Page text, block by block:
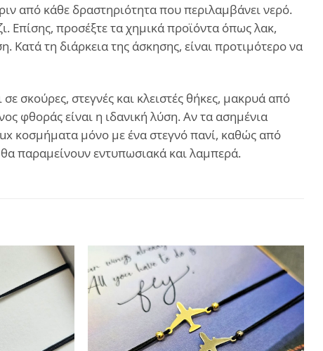
από κάθε δραστηριότητα που περιλαμβάνει νερό.
Επίσης, προσέξτε τα χημικά προϊόντα όπως λακ,
τη διάρκεια της άσκησης, είναι προτιμότερο να
σκούρες, στεγνές και κλειστές θήκες, μακρυά από
φθοράς είναι η ιδανική λύση. Αν τα ασημένια
κοσμήματα μόνο με ένα στεγνό πανί, καθώς από
παραμείνουν εντυπωσιακά και λαμπερά.
Add to
Add to
wishlist